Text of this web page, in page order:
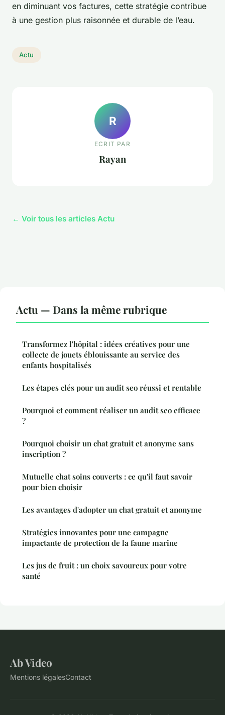
en diminuant vos factures, cette stratégie contribue
à une gestion plus raisonnée et durable de l’eau.
Actu
R
ECRIT PAR
Rayan
← Voir tous les articles Actu
Actu — Dans la même rubrique
Transformez l'hôpital : idées créatives pour une
collecte de jouets éblouissante au service des
enfants hospitalisés
Les étapes clés pour un audit seo réussi et rentable
Pourquoi et comment réaliser un audit seo efficace
?
Pourquoi choisir un chat gratuit et anonyme sans
inscription ?
Mutuelle chat soins couverts : ce qu'il faut savoir
pour bien choisir
Les avantages d'adopter un chat gratuit et anonyme
Stratégies innovantes pour une campagne
impactante de protection de la faune marine
Les jus de fruit : un choix savoureux pour votre
santé
Ab Video
Mentions légalesContact